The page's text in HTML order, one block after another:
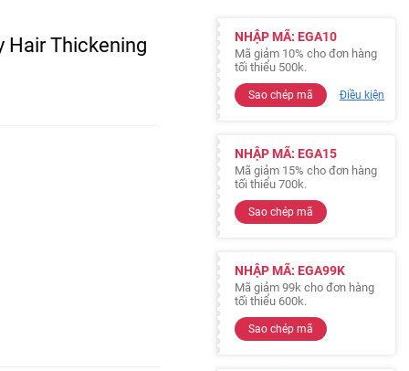
Hair Thickening
NHẬP MÃ: EGA10
Mã giảm 10% cho đơn hàng
tối thiểu 500k.
Sao chép mã Điều kiện
NHẬP MÃ: EGA15
Mã giảm 15% cho đơn hàng
tối thiểu 700k.
Sao chép mã
NHẬP MÃ: EGA99K
Mã giảm 99k cho đơn hàng
tối thiểu 600k.
Sao chép mã